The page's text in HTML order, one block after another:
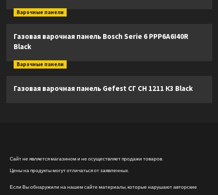
Варочные панели
Газовая варочная панель Bosch Serie 6 PPP6A6I40R
Black
Варочные панели
Газовая варочная панель Gefest СГ СН 1211 К3 Black
Сайт не является магазином и не осуществляет продажи товаров.
Цены на продукты могут отличаться от заявленных.
Если Вы обнаружили на нашем сайте материалы, которые нарушают авторские